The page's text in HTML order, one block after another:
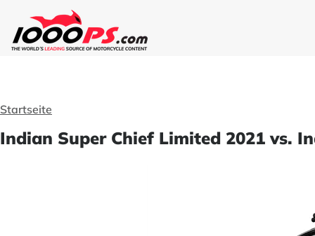
Startseite
Indian Super Chief Limited 2021 vs.